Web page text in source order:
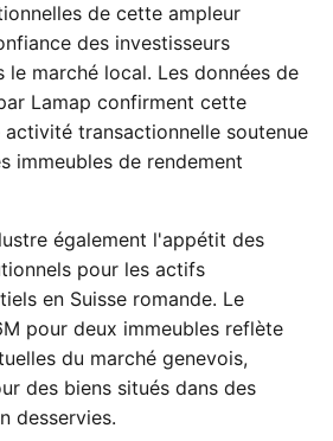
de cette ampleur
des investisseurs
le marché local. Les données de
Lamap confirment cette
activité transactionnelle soutenue
immeubles de rendement
également l'appétit des
pour les actifs
en Suisse romande. Le
pour deux immeubles reflète
du marché genevois,
des biens situés dans des
desservies.